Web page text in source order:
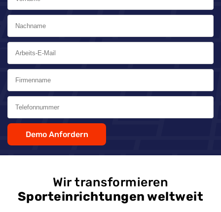
Demo Anfordern
Wir transformieren
Sporteinrichtungen weltweit